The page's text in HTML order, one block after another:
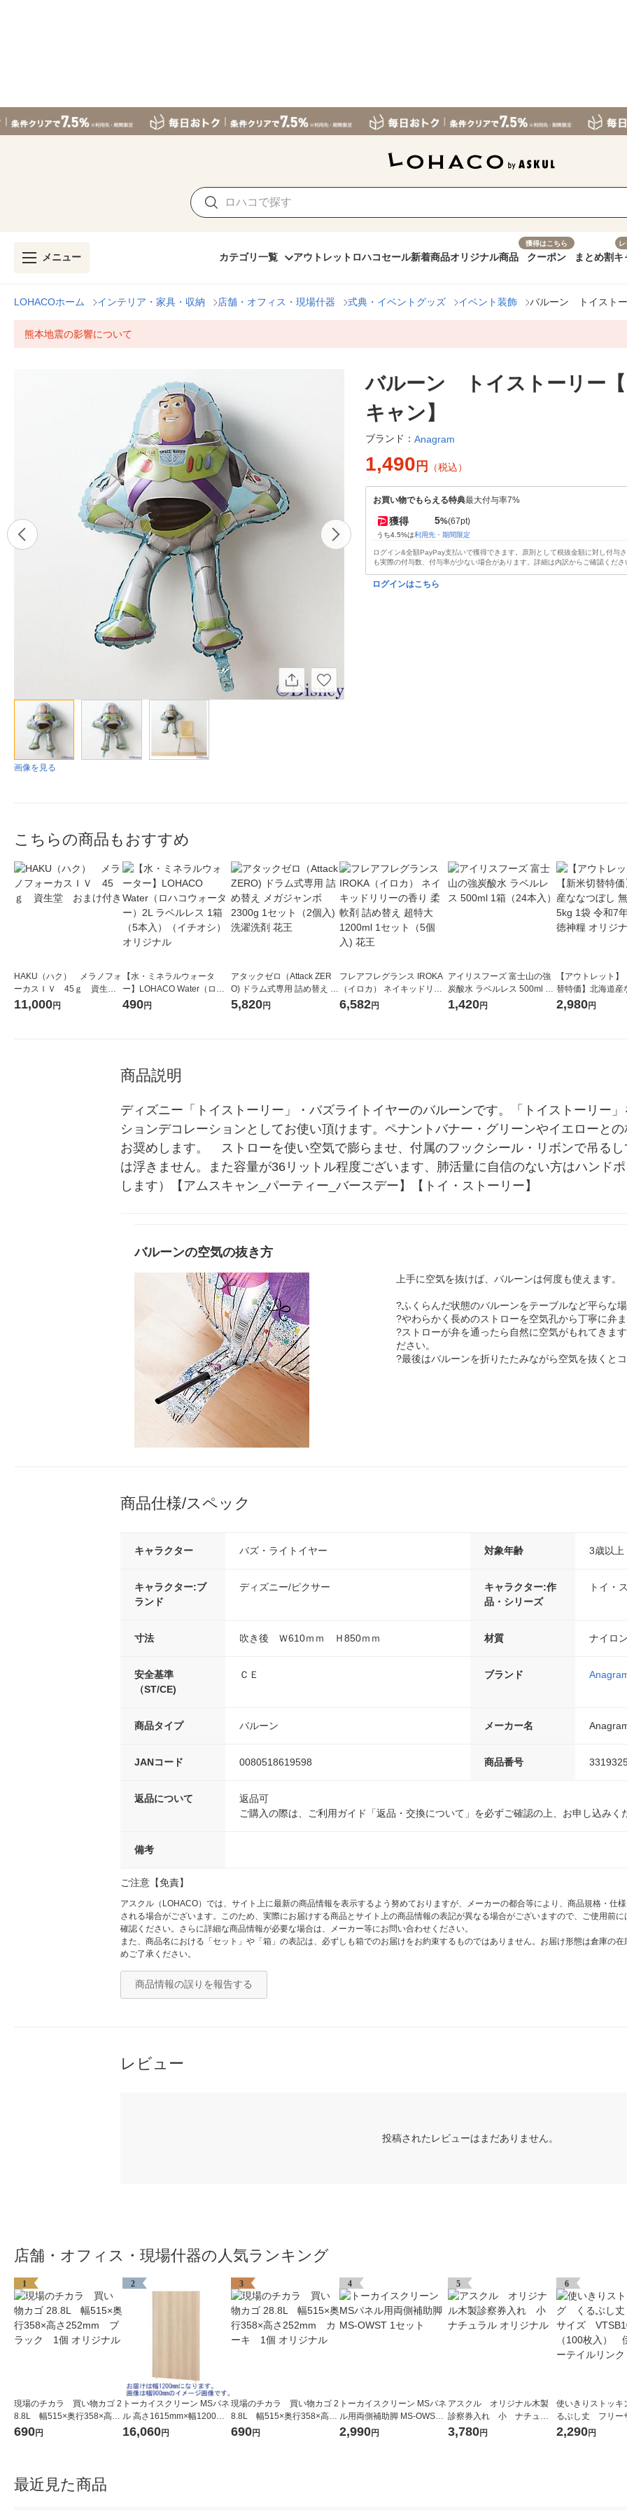
メニュー カテゴリ一覧 アウトレット ロハコセール新着商品オリジナル商品
獲得はこちら
クーポン まとめ割キ
LOHACOホーム インテリア・家具・収納 店舗・オフィス・現場什器 式典・イベントグッズ イベント装飾 バルーン トイストー
熊本地震の影響について
画像を見る
バルーン トイストーリー【
キャン】
ブランド： Anagram
1,490 円 （税込）
お買い物でもらえる特典最大付与率7%
獲得 5%(67pt)
うち4.5%は利用先・期間限定
ログイン&全額PayPay支払いで獲得できます。原則として税抜金額に対し付与
も実際の付与数、付与率が少ない場合があります。詳細は内訳からご確認くださ
ログインはこちら
こちらの商品もおすすめ
HAKU（ハク） メラノフォ
ーカスＩＶ 45ｇ 資生
堂 おまけ付き
11,000円
【水・ミネラルウォータ
ー】LOHACO Water（ロハ
コウォーター）2L ラベルレ
490円
アタックゼロ（Attack ZER
O) ドラム式専用 詰め替え メ
ガジャンボ 2300g 1セット
5,820円
フレアフレグランス IROKA
（イロカ） ネイキッドリリ
ーの香り 柔軟剤 詰め替え 超
6,582円
アイリスフーズ 富士山の強
炭酸水 ラベルレス 500ml 1
箱（24本入）
1,420円
【アウトレット】
替特価】北海道産
し 無洗米 5kg 1袋
2,980円
商品説明
ディズニー「トイストーリー」・バズライトイヤーのバルーンです。「トイストーリー
ションデコレーションとしてお使い頂けます。ペナントバナー・グリーンやイエローと
お奨めします。　ストローを使い空気で膨らませ、付属のフックシール・リボンで吊る
は浮きません。また容量が36リットル程度ございます、肺活量に自信のない方はハンド
します）【アムスキャン_パーティー_バースデー】【トイ・ストーリー】
バルーンの空気の抜き方
上手に空気を抜けば、バルーンは何度も使えます。
?ふくらんだ状態のバルーンをテーブルなど平らな
?やわらかく長めのストローを空気孔から丁寧に弁
?ストローが弁を通ったら自然に空気がもれてきま
ださい。
?最後はバルーンを折りたたみながら空気を抜くと
商品仕様/スペック
キャラクター バズ・ライトイヤー 対象年齢 3歳以上
キャラクター:ブ
ランド
ディズニー/ピクサー
キャラクター:作
品・シリーズ
トイ・
寸法 吹き後 Ｗ610ｍｍ Ｈ850ｍｍ 材質 ナイロ
安全基準
（ST/CE)
ＣＥ ブランド
商品タイプ バルーン メーカー名
JANコード 0080518619598 商品番号
返品について
返品可
ご購入の際は、ご利用ガイド「返品・交換について」を必ずご確認の上、お申し込みく
備考
ご注意【免責】
アスクル（LOHACO）では、サイト上に最新の商品情報を表示するよう努めておりますが、メーカーの都合等により、商品規格・仕
される場合がございます。このため、実際にお届けする商品とサイト上の商品情報の表記が異なる場合がございますので、ご使用前
確認ください。さらに詳細な商品情報が必要な場合は、メーカー等にお問い合わせください。
また、商品名における「セット」や「箱」の表記は、必ずしも箱でのお届けをお約束するものではありません。お届け形態は倉庫の
めご了承ください。
商品情報の誤りを報告する
レビュー
投稿されたレビューはまだありません。
店舗・オフィス・現場什器の人気ランキング
1
現場のチカラ 買い物カゴ 2
8.8L 幅515×奥行358×高さ
252mm ブラック 1個 オ
690円
2
トーカイスクリーン MSパネ
ル 高さ1615mm×幅1200mm
木目調ナチュラル MSW-161
16,060円
3
現場のチカラ 買い物カゴ 2
8.8L 幅515×奥行358×高さ
252mm カーキ 1個 オリ
690円
4
トーカイスクリーン MSパネ
ル用両側補助脚 MS-OWST 1
セット
2,990円
5
アスクル オリジナル木製
診察券入れ 小 ナチュラ
ル オリジナル
3,780円
6
使いきりストッ
るぶし丈 フリー
TSB100 1箱（
2,290円
最近見た商品